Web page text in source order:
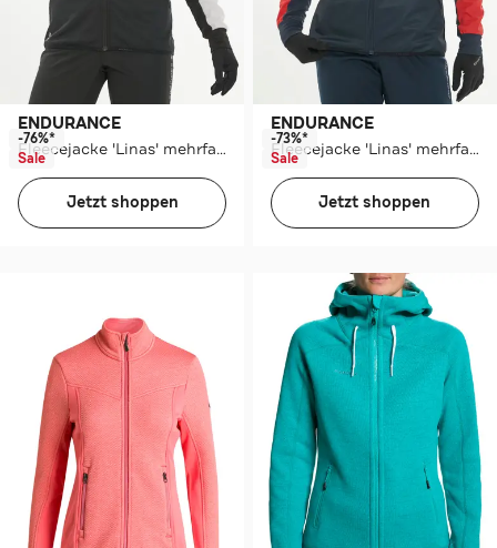
ENDURANCE
Fleecejacke 'Linas' mehrfarbig
-76%*
Sale
Jetzt shoppen
ENDURANCE
Fleecejacke 'Linas' mehrfarbig
-73%*
Sale
Jetzt shoppen